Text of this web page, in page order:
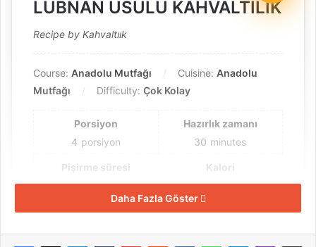
LÜBNAN USULU KAHVALTILIK
Recipe by Kahvaltıık
Course: Anadolu Mutfağı Cuisine: Anadolu
Mutfağı
Difficulty: Çok Kolay
Porsiyon
4 porsiyon
Hazırlık zamanı
30 minutes
Pişirme süresi
40 minutes
Kalori
300 kcal
Toplam zaman
Daha Fazla Göster